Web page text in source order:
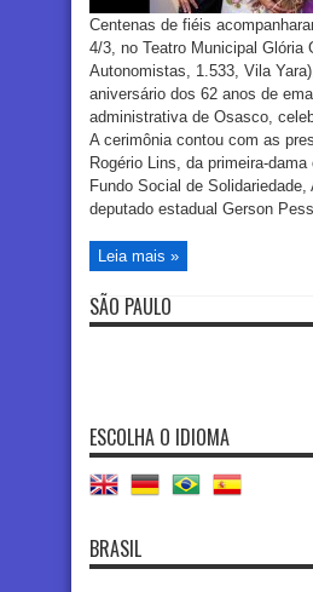
Centenas de fiéis
4/3, no Teatro Municipal Glória
Autonomistas, 1.533, Vila
aniversário dos 62 anos de
administrativa de Osasco,
A cerimônia contou com as
Rogério Lins, da primeira-
Fundo Social de
deputado estadual Gerson
Leia mais »
SÃO PAULO
ESCOLHA O IDIOMA
BRASIL